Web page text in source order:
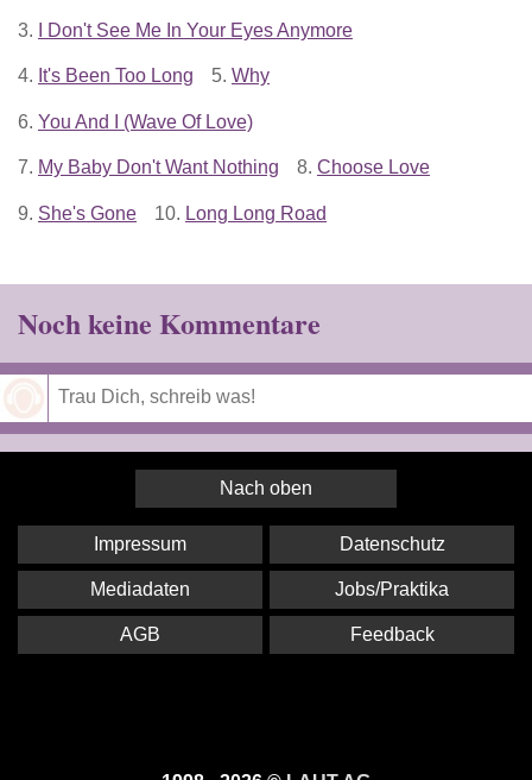
3. I Don't See Me In Your Eyes Anymore
4. It's Been Too Long 5. Why
6. You And I (Wave Of Love)
7. My Baby Don't Want Nothing 8. Choose Love
9. She's Gone 10. Long Long Road
Noch keine Kommentare
Nach oben
Impressum Datenschutz
Mediadaten Jobs/Praktika
AGB Feedback